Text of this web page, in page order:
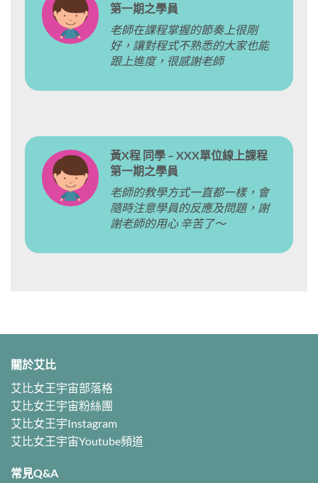
第一期之學員
老師在課程掌握的節奏上很剛
好，讓對程式不熟悉的大家也能
跟上進度，很感謝老師
黃X程 同學 – XXX單位線上課程
第一期之學員
老師的教學方式一直都一樣，會
隨時注意學員的反應及問題，謝
謝老師的用心 辛苦了～
關於艾比
艾比女王宇宙部落格
艾比女王宇宙粉絲團
艾比女王宇Instagram
艾比女王宇宙Youtube頻道
常見Q&A